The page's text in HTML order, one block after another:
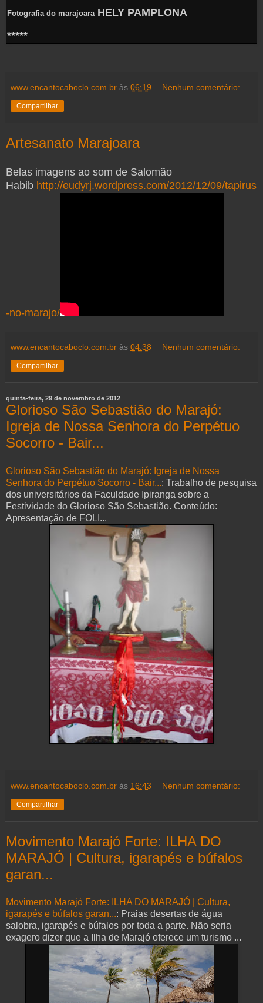
Fotografia do marajoaraHELY PAMPLONA
*****
www.encantocaboclo.com.br às 06:19 Nenhum comentário:
Compartilhar
Artesanato Marajoara
Belas imagens ao som de Salomão
Habib http://eudyrj.wordpress.com/2012/12/09/tapirus
-no-marajo/
www.encantocaboclo.com.br às 04:38 Nenhum comentário:
Compartilhar
quinta-feira, 29 de novembro de 2012
Glorioso São Sebastião do Marajó:
Igreja de Nossa Senhora do Perpétuo
Socorro - Bair...
Glorioso São Sebastião do Marajó: Igreja de Nossa
Senhora do Perpétuo Socorro - Bair...: Trabalho de pesquisa
dos universitários da Faculdade Ipiranga sobre a
Festividade do Glorioso São Sebastião. Conteúdo:
Apresentação de FOLI...
www.encantocaboclo.com.br às 16:43 Nenhum comentário:
Compartilhar
Movimento Marajó Forte: ILHA DO
MARAJÓ | Cultura, igarapés e búfalos
garan...
Movimento Marajó Forte: ILHA DO MARAJÓ | Cultura,
igarapés e búfalos garan...: Praias desertas de água
salobra, igarapés e búfalos por toda a parte. Não seria
exagero dizer que a Ilha de Marajó oferece um turismo ...